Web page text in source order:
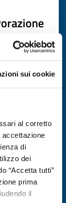
sui cookie
al corretto
accettazione
di
dei
“Accetta tutti”
prima
il